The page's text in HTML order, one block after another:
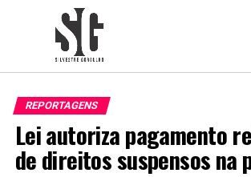
REPORTAGENS
Lei autoriza pagamento
de direitos suspensos na